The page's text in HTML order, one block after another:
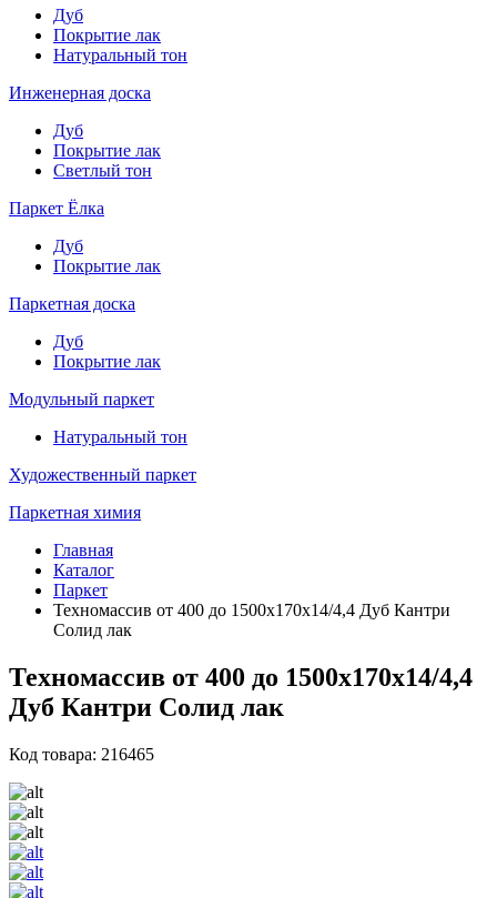
Дуб
Покрытие лак
Натуральный тон
Инженерная доска
Дуб
Покрытие лак
Светлый тон
Паркет Ёлка
Дуб
Покрытие лак
Паркетная доска
Дуб
Покрытие лак
Модульный паркет
Натуральный тон
Художественный паркет
Паркетная химия
Главная
Каталог
Паркет
Техномассив от 400 до 1500х170х14/4,4 Дуб Кантри
Солид лак
Техномассив от 400 до 1500х170х14/4,4
Дуб Кантри Солид лак
Код товара: 216465